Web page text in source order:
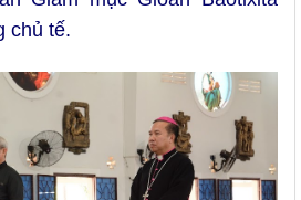
chủ tế.